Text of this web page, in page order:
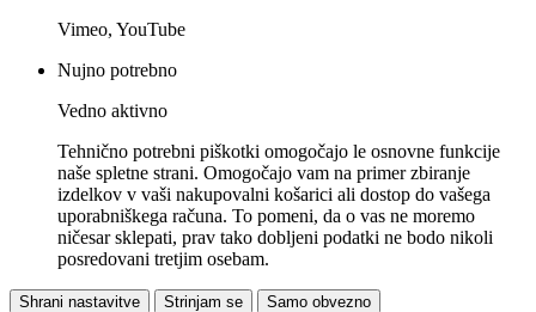
Vimeo, YouTube
Nujno potrebno
Vedno aktivno
Tehnično potrebni piškotki omogočajo le osnovne funkcije
naše spletne strani. Omogočajo vam na primer zbiranje
izdelkov v vaši nakupovalni košarici ali dostop do vašega
uporabniškega računa. To pomeni, da o vas ne moremo
ničesar sklepati, prav tako dobljeni podatki ne bodo nikoli
posredovani tretjim osebam.
Shrani nastavitve Strinjam se Samo obvezno